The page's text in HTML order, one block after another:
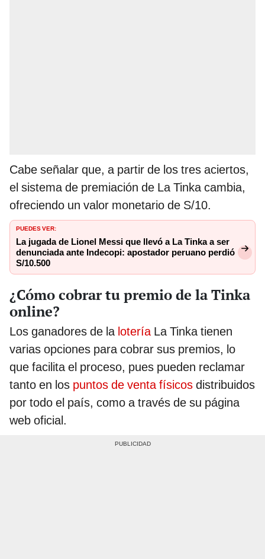
Cabe señalar que, a partir de los tres aciertos,
el sistema de premiación de La Tinka cambia,
ofreciendo un valor monetario de S/10.
PUEDES VER:
La jugada de Lionel Messi que llevó a La Tinka a ser
denunciada ante Indecopi: apostador peruano perdió
S/10.500
¿Cómo cobrar tu premio de la Tinka
online?
Los ganadores de la loteríaLa Tinka tienen
varias opciones para cobrar sus premios, lo
que facilita el proceso, pues pueden reclamar
tanto en los puntos de venta físicos distribuidos
por todo el país, como a través de su página
web oficial.